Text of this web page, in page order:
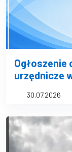
Ogłoszenie
urzędnicze
30.07.2026